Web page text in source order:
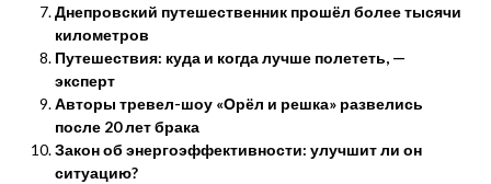
Днепровский путешественник прошёл более тысячи
километров
Путешествия: куда и когда лучше полететь, —
эксперт
Авторы тревел-шоу «Орёл и решка» развелись
после 20 лет брака
Закон об энергоэффективности: улучшит ли он
ситуацию?